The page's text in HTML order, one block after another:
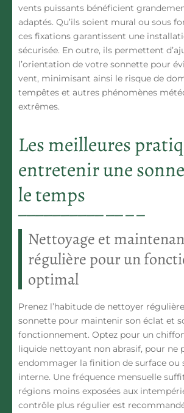
vents puissants bénéficient
adaptés. Qu’ils soient mural ou sous
ces fixations garantissent une
sécurisée. En outre, ils permettent
l’orientation de votre sonnette pour
vent, minimisant ainsi le risque de
tempêtes et autres phénomènes
extrêmes.
Les meilleures
entretenir une
le temps
Nettoyage et
régulière pour un
optimal
Prenez l’habitude de nettoyer
sonnette pour maintenir son éclat et
fonctionnement. Optez pour un
liquide nettoyant non abrasif, pour ne
endommager la finition de surface ou
interne. Une fréquence mensuelle
régions moins exposées aux
contrôle plus régulier est